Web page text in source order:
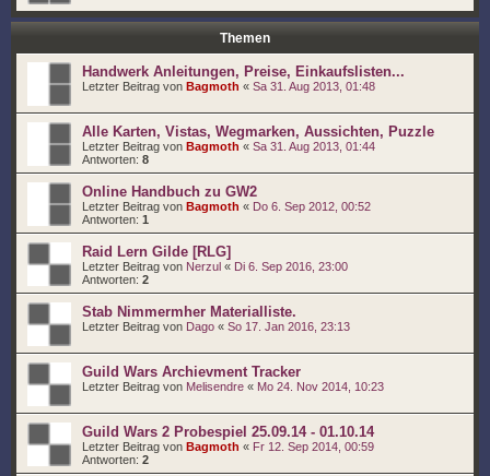
Themen
Handwerk Anleitungen, Preise, Einkaufslisten...
Letzter Beitrag von Bagmoth « Sa 31. Aug 2013, 01:48
Alle Karten, Vistas, Wegmarken, Aussichten, Puzzle
Letzter Beitrag von Bagmoth « Sa 31. Aug 2013, 01:44
Antworten: 8
Online Handbuch zu GW2
Letzter Beitrag von Bagmoth « Do 6. Sep 2012, 00:52
Antworten: 1
Raid Lern Gilde [RLG]
Letzter Beitrag von Nerzul « Di 6. Sep 2016, 23:00
Antworten: 2
Stab Nimmermher Materialliste.
Letzter Beitrag von Dago « So 17. Jan 2016, 23:13
Guild Wars Archievment Tracker
Letzter Beitrag von Melisendre « Mo 24. Nov 2014, 10:23
Guild Wars 2 Probespiel 25.09.14 - 01.10.14
Letzter Beitrag von Bagmoth « Fr 12. Sep 2014, 00:59
Antworten: 2